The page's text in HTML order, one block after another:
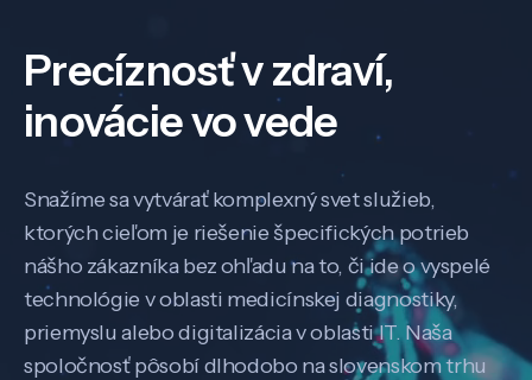
Precíznosť v zdraví,
inovácie vo vede
Snažíme sa vytvárať komplexný svet služieb,
ktorých cieľom je riešenie špecifických potrieb
nášho zákazníka bez ohľadu na to, či ide o vyspelé
technológie v oblasti medicínskej diagnostiky,
priemyslu alebo digitalizácia v oblasti IT. Naša
spoločnosť pôsobí dlhodobo na slovenskom trhu